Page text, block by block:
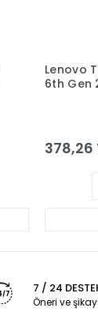
Lenovo
6th Gen
- Dc
378,26
7 / 24
Öneri ve